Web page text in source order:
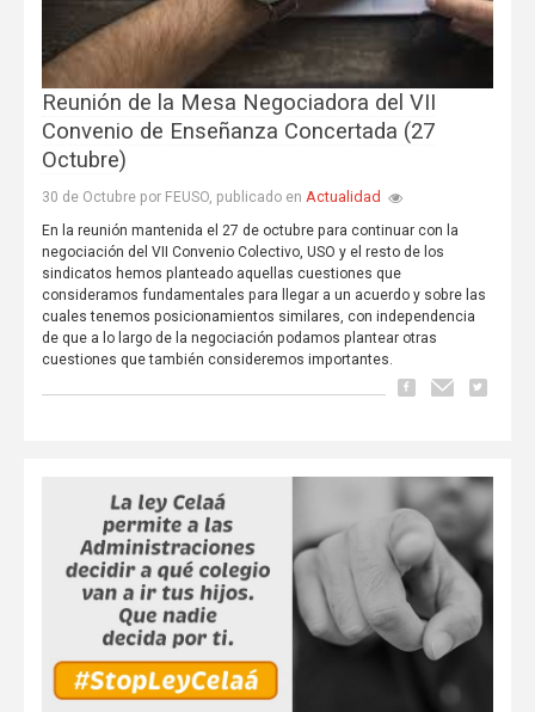
Reunión de la Mesa Negociadora del VII
Convenio de Enseñanza Concertada (27
Octubre)
30 de Octubre por FEUSO, publicado en Actualidad
En la reunión mantenida el 27 de octubre para continuar con la
negociación del VII Convenio Colectivo, USO y el resto de los
sindicatos hemos planteado aquellas cuestiones que
consideramos fundamentales para llegar a un acuerdo y sobre las
cuales tenemos posicionamientos similares, con independencia
de que a lo largo de la negociación podamos plantear otras
cuestiones que también consideremos importantes.